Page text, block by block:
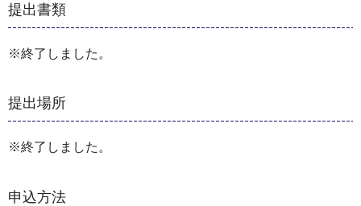
提出書類
※終了しました。
提出場所
※終了しました。
申込方法